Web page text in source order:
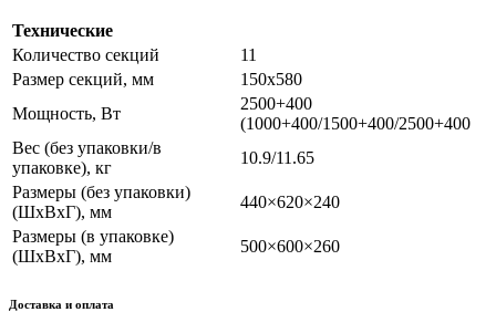
Технические
Количество секций
11
Размер секций, мм
150x580
Мощность, Вт
2500+400
(1000+400/1500+400/2500+400
Вес (без упаковки/в
упаковке), кг
10.9/11.65
Размеры (без упаковки)
(ШхВхГ), мм
440×620×240
Размеры (в упаковке)
(ШхВхГ), мм
500×600×260
Доставка и оплата